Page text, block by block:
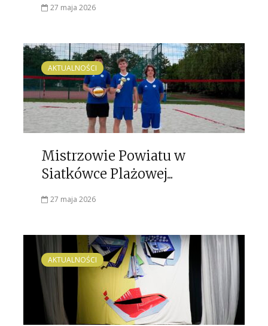
27 maja 2026
AKTUALNOŚCI
Mistrzowie Powiatu w
Siatkówce Plażowej...
27 maja 2026
AKTUALNOŚCI